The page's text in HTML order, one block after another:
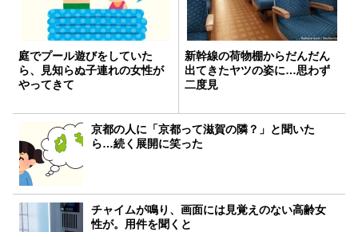
庭でプール遊びをしていた
ら、見知らぬ子連れの女性が
やってきて
新幹線の荷物棚からだんだん
出てきたヤツの姿に…思わず
二度見
京都の人に「京都って滋賀の隣？」と聞いた
ら…続く展開に笑った
チャイムが鳴り、画面には見覚えのない高齢女
性が。用件を聞くと